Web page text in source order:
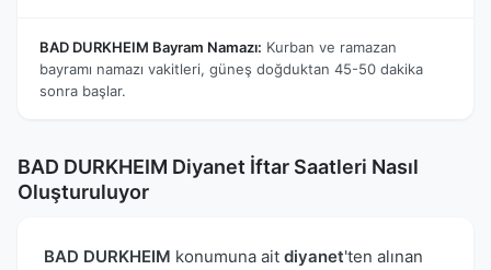
BAD DURKHEIM Bayram Namazı: Kurban ve ramazan
bayramı namazı vakitleri, güneş doğduktan 45-50 dakika
sonra başlar.
BAD DURKHEIM Diyanet İftar Saatleri Nasıl
Oluşturuluyor
BAD DURKHEIM konumuna ait diyanet'ten alınan